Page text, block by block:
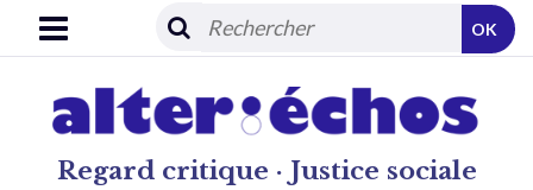
Regard critique · Justice sociale
OK